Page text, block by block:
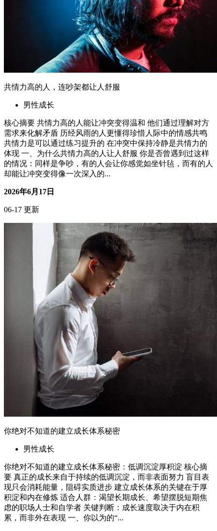
共情力高的人，连吵架都让人舒服
男性成长
核心摘要 共情力高的人能让冲突变得温和 他们通过理解对方
需求来化解矛盾 历经风雨的人更懂得珍惜人际中的情感共鸣
共情力是可以通过练习提升的 在冲突中保持冷静是共情力的
体现 一、为什么共情力高的人让人舒服 你是否曾遇到过这样
的情况：同样是争吵，有的人会让你感觉如坐针毡，而有的人
却能让冲突变得像一次深入的...
2026年6月17日
06-17 更新
你绝对不知道的建立成长体系秘密
男性成长
你绝对不知道的建立成长体系秘密：低调沉淀厚积淀 核心摘
要 真正的成长来自于持续的低调沉淀，而非表面努力 盲目表
现只会消耗能量，阻碍实质进步 建立成长体系的关键在于厚
积淀和内在修炼 适合人群：渴望长期成长、希望摆脱短期焦
虑的职场人士和自学者 关键判断：成长速度取决于内在积
累，而非外在表现 一、你以为的“...